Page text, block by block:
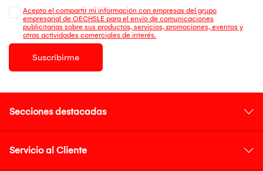
Acepto el compartir mi información con empresas del grupo
empresarial de OECHSLE para el envío de comunicaciones
publicitarias sobre sus productos, servicios, promociones, eventos y
otras actividades comerciales de interés.
Suscribirme
Secciones destacadas
Servicio al Cliente